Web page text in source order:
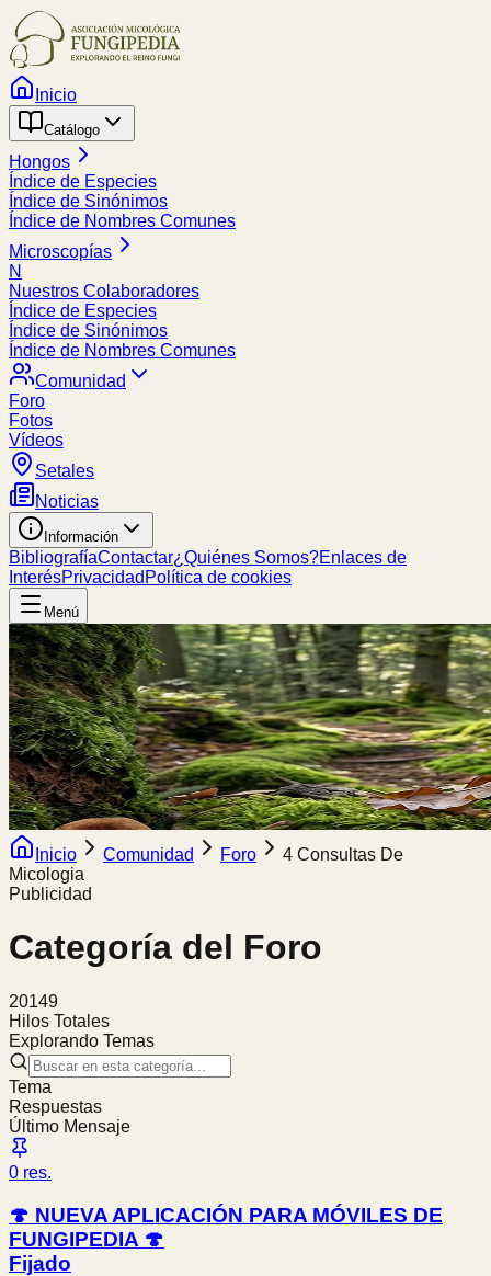
Inicio
Catálogo
Hongos
Índice de Especies
Índice de Sinónimos
Índice de Nombres Comunes
Microscopías
N
Nuestros Colaboradores
Índice de Especies
Índice de Sinónimos
Índice de Nombres Comunes
Comunidad
Foro
Fotos
Vídeos
Setales
Noticias
Información
BibliografíaContactar¿Quiénes Somos?Enlaces de
InterésPrivacidad Política de cookies
Menú
Inicio Comunidad Foro
4 Consultas De
Micologia
Publicidad
Categoría del Foro
20149
Hilos Totales
Explorando Temas
Tema
Respuestas
Último Mensaje
0 res.
🍄 NUEVA APLICACIÓN PARA MÓVILES DE
FUNGIPEDIA 🍄
Fijado